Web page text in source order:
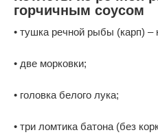
горчичным соусом
• тушка речной рыбы (карп) –
• две морковки;
• головка белого лука;
• три ломтика батона (без